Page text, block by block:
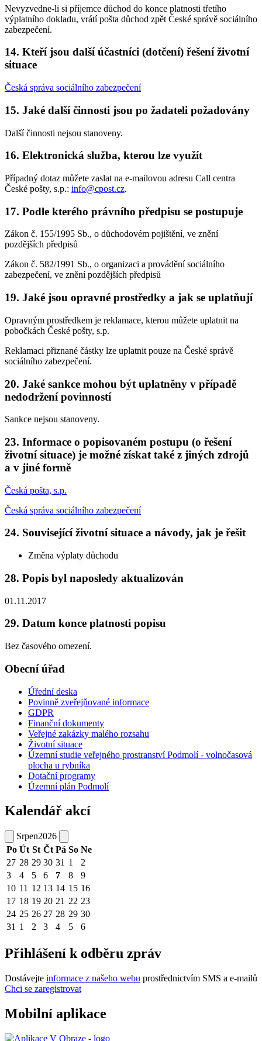
Nevyzvedne-li si příjemce důchod do konce platnosti třetího
výplatního dokladu, vrátí pošta důchod zpět České správě sociálního
zabezpečení.
14. Kteří jsou další účastníci (dotčení) řešení životní
situace
Česká správa sociálního zabezpečení
15. Jaké další činnosti jsou po žadateli požadovány
Další činnosti nejsou stanoveny.
16. Elektronická služba, kterou lze využít
Případný dotaz můžete zaslat na e-mailovou adresu Call centra
České pošty, s.p.: info@cpost.cz.
17. Podle kterého právního předpisu se postupuje
Zákon č. 155/1995 Sb., o důchodovém pojištění, ve znění
pozdějších předpisů
Zákon č. 582/1991 Sb., o organizaci a provádění sociálního
zabezpečení, ve znění pozdějších předpisů
19. Jaké jsou opravné prostředky a jak se uplatňují
Opravným prostředkem je reklamace, kterou můžete uplatnit na
pobočkách České pošty, s.p.
Reklamaci přiznané částky lze uplatnit pouze na České správě
sociálního zabezpečení.
20. Jaké sankce mohou být uplatněny v případě
nedodržení povinností
Sankce nejsou stanoveny.
23. Informace o popisovaném postupu (o řešení
životní situace) je možné získat také z jiných zdrojů
a v jiné formě
Česká pošta, s.p.
Česká správa sociálního zabezpečení
24. Související životní situace a návody, jak je řešit
Změna výplaty důchodu
28. Popis byl naposledy aktualizován
01.11.2017
29. Datum konce platnosti popisu
Bez časového omezení.
Obecní úřad
Úřední deska
Povinně zveřejňované informace
GDPR
Finanční dokumenty
Veřejné zakázky malého rozsahu
Životní situace
Územní studie veřejného prostranství Podmolí - volnočasová
plocha u rybníka
Dotační programy
Územní plán Podmolí
Kalendář akcí
Srpen2026
Po Út St Čt Pá So Ne
27 28 29 30 31 1
2
3
4 5 6 7 8
9
10 11 12 13 14 15 16
17 18 19 20 21 22 23
24 25 26 27 28 29 30
31 1 2 3 4 5 6
Přihlášení k odběru zpráv
Dostávejte informace z našeho webu prostřednictvím SMS a e-mailů
Chci se zaregistrovat
Mobilní aplikace